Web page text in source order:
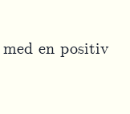
en positiv